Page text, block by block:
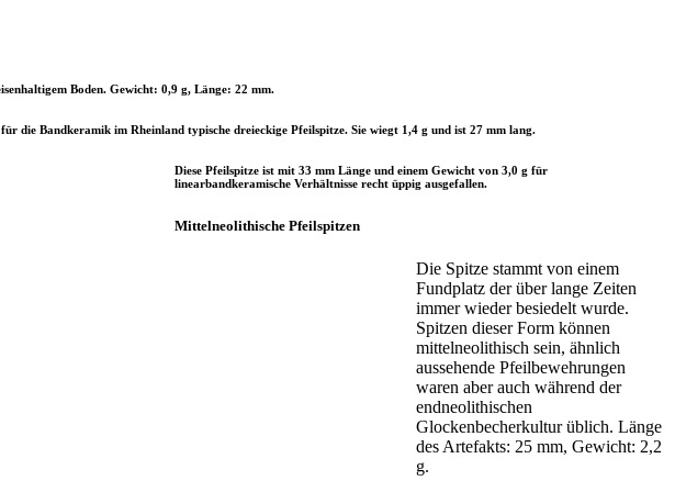
Boden. Gewicht: 0,9 g, Länge: 22 mm.
die Bandkeramik im Rheinland typische dreieckige Pfeilspitze. Sie wiegt 1,4 g und ist 27 mm lang.
Diese Pfeilspitze ist mit 33 mm Länge und einem Gewicht von 3,0 g für
linearbandkeramische Verhältnisse recht üppig ausgefallen.
Mittelneolithische Pfeilspitzen
Die Spitze stammt von einem
Fundplatz der über lange Zeiten
immer wieder besiedelt wurde.
Spitzen dieser Form können
mittelneolithisch sein, ähnlich
aussehende Pfeilbewehrungen
waren aber auch während der
endneolithischen
Glockenbecherkultur üblich. Länge
des Artefakts: 25 mm, Gewicht: 2,2
g.